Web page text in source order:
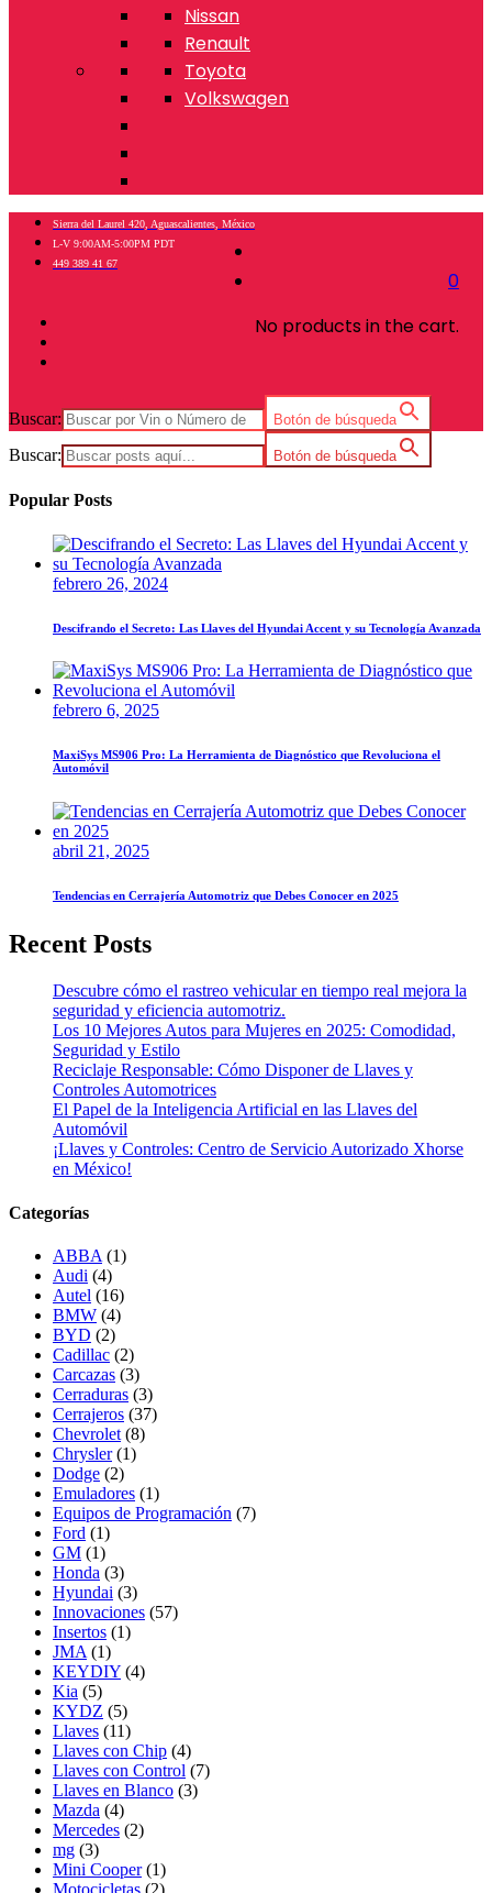
Nissan
Renault
Toyota
Volkswagen
0
No products in the cart.
Sierra del Laurel 420, Aguascalientes, México
L-V 9:00AM-5:00PM PDT
449 389 41 67
Buscar: Botón de búsqueda
Buscar: Botón de búsqueda
Popular Posts
febrero 26, 2024
Descifrando el Secreto: Las Llaves del Hyundai Accent y su Tecnología Avanzada
febrero 6, 2025
MaxiSys MS906 Pro: La Herramienta de Diagnóstico que Revoluciona el
Automóvil
abril 21, 2025
Tendencias en Cerrajería Automotriz que Debes Conocer en 2025
Recent Posts
Descubre cómo el rastreo vehicular en tiempo real mejora la
seguridad y eficiencia automotriz.
Los 10 Mejores Autos para Mujeres en 2025: Comodidad,
Seguridad y Estilo
Reciclaje Responsable: Cómo Disponer de Llaves y
Controles Automotrices
El Papel de la Inteligencia Artificial en las Llaves del
Automóvil
¡Llaves y Controles: Centro de Servicio Autorizado Xhorse
en México!
Categorías
ABBA (1)
Audi (4)
Autel (16)
BMW (4)
BYD (2)
Cadillac (2)
Carcazas (3)
Cerraduras (3)
Cerrajeros (37)
Chevrolet (8)
Chrysler (1)
Dodge (2)
Emuladores (1)
Equipos de Programación (7)
Ford (1)
GM (1)
Honda (3)
Hyundai (3)
Innovaciones (57)
Insertos (1)
JMA (1)
KEYDIY (4)
Kia (5)
KYDZ (5)
Llaves (11)
Llaves con Chip (4)
Llaves con Control (7)
Llaves en Blanco (3)
Mazda (4)
Mercedes (2)
mg (3)
Mini Cooper (1)
Motocicletas (2)